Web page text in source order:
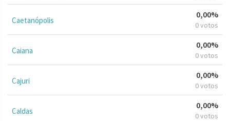
Caetanópolis
0,00%
0 votos
Caiana
0,00%
0 votos
Cajuri
0,00%
0 votos
Caldas
0,00%
0 votos